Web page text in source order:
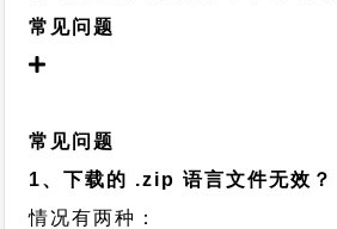
常见问题
常见问题
1、下载的 .zip 语言文件无效？
情况有两种：